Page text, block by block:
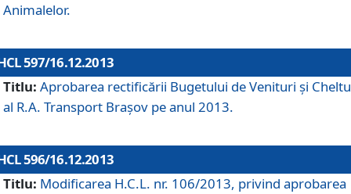
Animalelor.
597/16.12.2013
Titlu: Aprobarea rectificării Bugetului de Venituri şi
al R.A. Transport Braşov pe anul 2013.
596/16.12.2013
Titlu: Modificarea H.C.L. nr. 106/2013, privind aprobarea